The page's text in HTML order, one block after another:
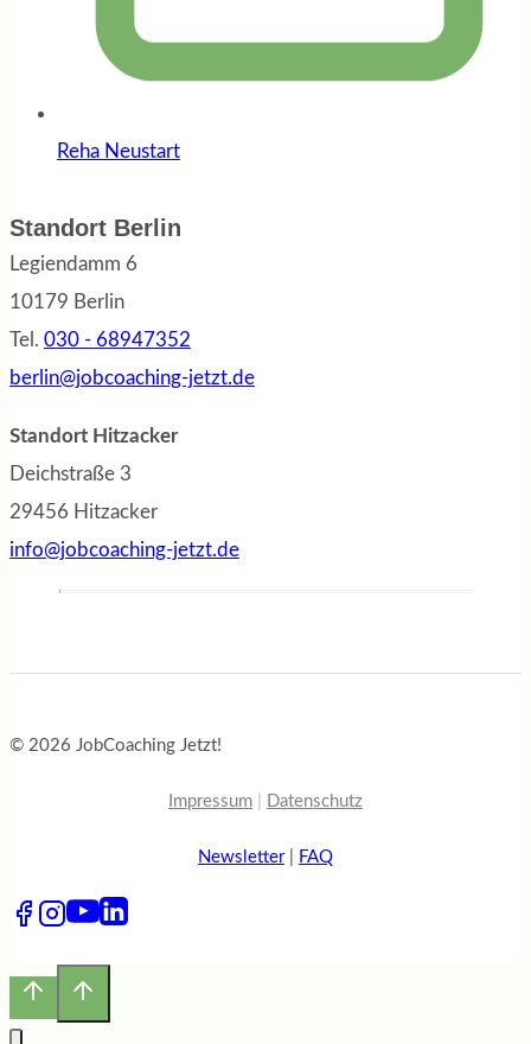
Reha Neustart
Standort Berlin
Legiendamm 6
10179 Berlin
Tel. 030 - 68947352
berlin@jobcoaching-jetzt.de
Standort Hitzacker
Deichstraße 3
29456 Hitzacker
info@jobcoaching-jetzt.de
© 2026 JobCoaching Jetzt!
Impressum Datenschutz
Newsletter| FAQ